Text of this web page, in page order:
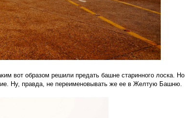
вот образом решили предать башне старинного лоска. Но
Ну, правда, не переименовывать же ее в Желтую Башню.